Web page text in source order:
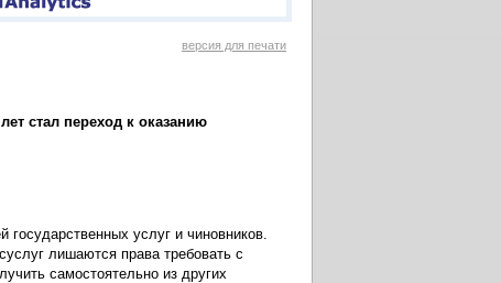
версия для печати
стал переход к оказанию
услуг и чиновников.
лишаются права требовать с
самостоятельно из других